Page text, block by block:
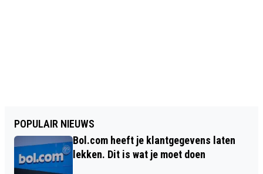
POPULAIR NIEUWS
Bol.com heeft je klantgegevens laten
lekken. Dit is wat je moet doen